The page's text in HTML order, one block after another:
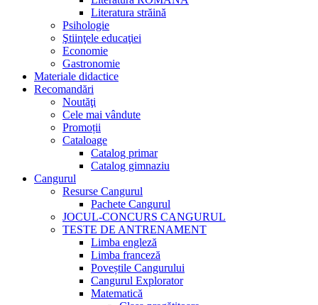
Literatura străină
Psihologie
Ştiinţele educaţiei
Economie
Gastronomie
Materiale didactice
Recomandări
Noutăţi
Cele mai vândute
Promoții
Cataloage
Catalog primar
Catalog gimnaziu
Cangurul
Resurse Cangurul
Pachete Cangurul
JOCUL-CONCURS CANGURUL
TESTE DE ANTRENAMENT
Limba engleză
Limba franceză
Poveștile Cangurului
Cangurul Explorator
Matematică